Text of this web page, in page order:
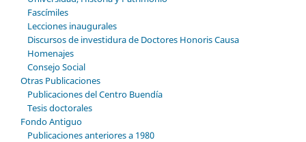
Fascímiles
Lecciones inaugurales
Discursos de investidura de Doctores Honoris Causa
Homenajes
Consejo Social
Otras Publicaciones
Publicaciones del Centro Buendía
Tesis doctorales
Fondo Antiguo
Publicaciones anteriores a 1980